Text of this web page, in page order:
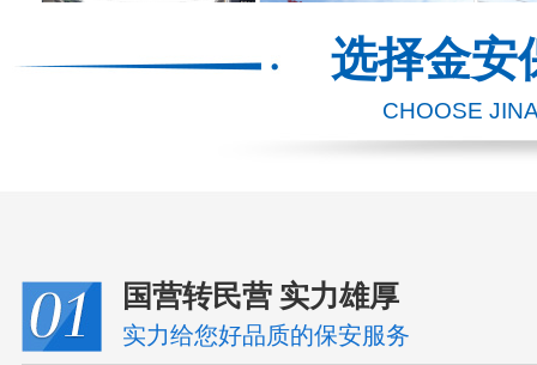
选择金安
CHOOSE
国营转民营 实力雄厚
实力给您好品质的保安服务